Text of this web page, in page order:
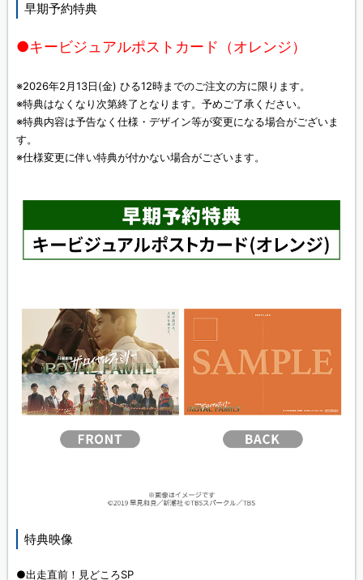
早期予約特典
●キービジュアルポストカード（オレンジ）
※2026年2月13日(金) ひる12時までのご注文の方に限ります。
※特典はなくなり次第終了となります。予めご了承ください。
※特典内容は予告なく仕様・デザイン等が変更になる場合がございま
す。
※仕様変更に伴い特典が付かない場合がございます。
特典映像
●出走直前！見どころSP